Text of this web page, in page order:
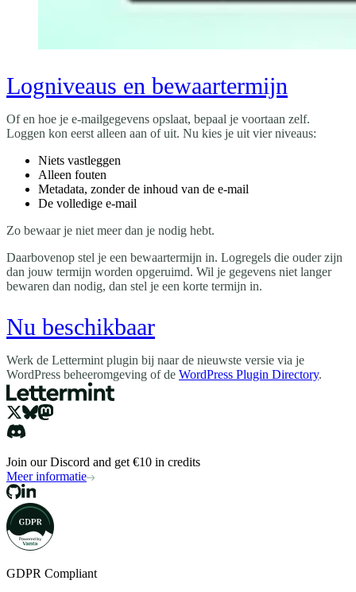
Logniveaus en bewaartermijn
Of en hoe je e-mailgegevens opslaat, bepaal je voortaan zelf.
Loggen kon eerst alleen aan of uit. Nu kies je uit vier niveaus:
Niets vastleggen
Alleen fouten
Metadata, zonder de inhoud van de e-mail
De volledige e-mail
Zo bewaar je niet meer dan je nodig hebt.
Daarbovenop stel je een bewaartermijn in. Logregels die ouder zijn
dan jouw termijn worden opgeruimd. Wil je gegevens niet langer
bewaren dan nodig, dan stel je een korte termijn in.
Nu beschikbaar
Werk de Lettermint plugin bij naar de nieuwste versie via je
WordPress beheeromgeving of de WordPress Plugin Directory.
Join our Discord and get €10 in credits
Meer informatie
GDPR Compliant